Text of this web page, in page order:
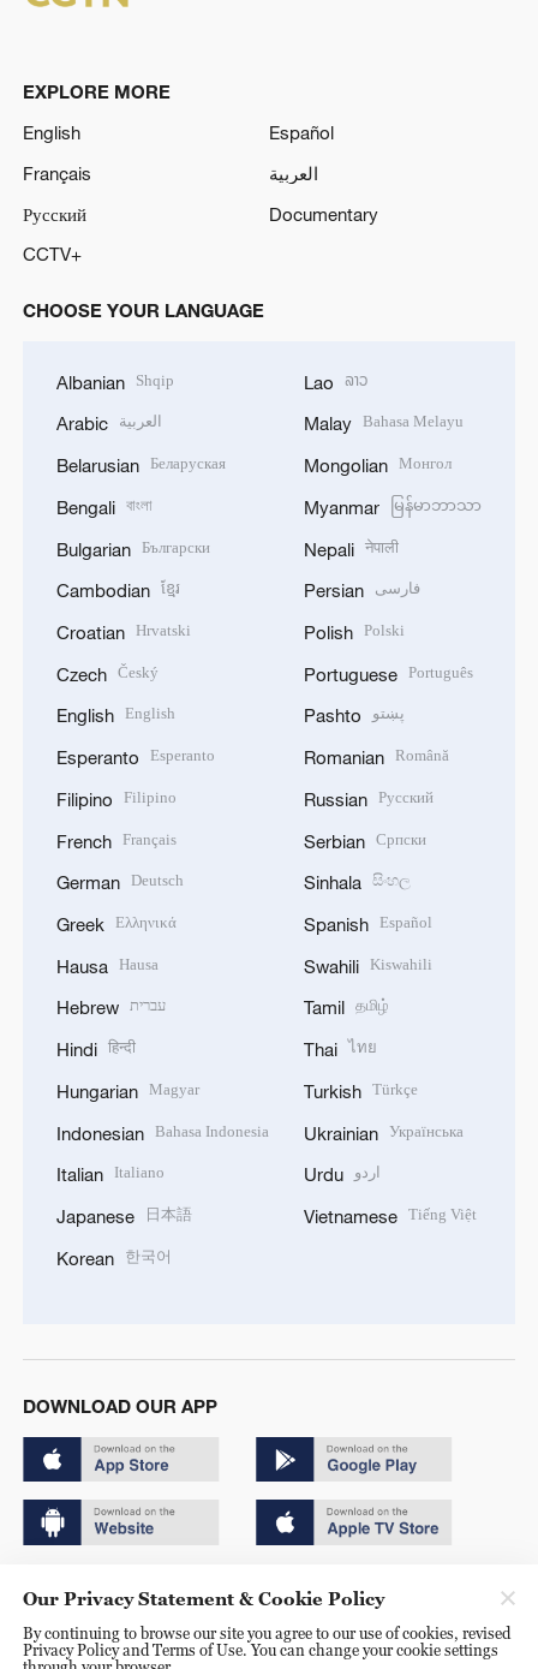
EXPLORE MORE
English
Español
Français
العربية
Русский
Documentary
CCTV+
CHOOSE YOUR LANGUAGE
Albanian Shqip
Arabic العربية
Belarusian Беларуская
Bengali বাংলা
Bulgarian Български
Cambodian ខ្មែរ
Croatian Hrvatski
Czech Český
English English
Esperanto Esperanto
Filipino Filipino
French Français
German Deutsch
Greek Ελληνικά
Hausa Hausa
Hebrew עברית
Hindi हिन्दी
Hungarian Magyar
Indonesian Bahasa Indonesia
Italian Italiano
Japanese 日本語
Korean 한국어
Lao ລາວ
Malay Bahasa Melayu
Mongolian Монгол
Myanmar မြန်မာဘာသာ
Nepali नेपाली
Persian فارسی
Polish Polski
Portuguese Português
Pashto پښتو
Romanian Română
Russian Русский
Serbian Српски
Sinhala සිංහල
Spanish Español
Swahili Kiswahili
Tamil தமிழ்
Thai ไทย
Turkish Türkçe
Ukrainian Українська
Urdu اردو
Vietnamese Tiếng Việt
DOWNLOAD OUR APP
京ICP备20000184号
京公网安备 11010502050052号
Our Privacy Statement & Cookie Policy
By continuing to browse our site you agree to our use of cookies, revised
Privacy Policy and Terms of Use. You can change your cookie settings